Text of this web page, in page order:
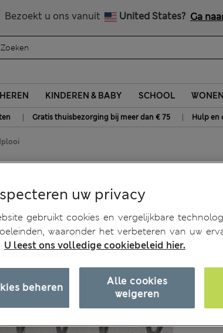
Bezoekt u ons vanuit United States? Ga
HEREN KINDEREN & BABY SCHOOL WONEN
| Gratis thuisbezorging bij meer dan € 75 | Hulp en
uw privacy
gebruikt cookies en vergelijkbare
waaronder het verbeteren van uw
U leest ons volledige cookiebeleid hier.
Alle cookies
weigeren
beheren